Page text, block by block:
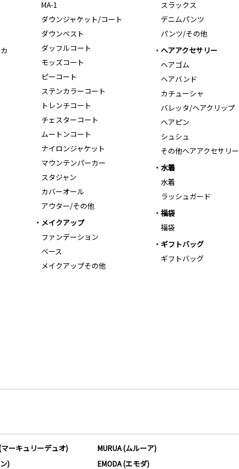
MA-1
ダウンジャケット/コート
ダウンベスト
ダッフルコート
モッズコート
ピーコート
ステンカラーコート
トレンチコート
チェスターコート
ムートンコート
ナイロンジャケット
マウンテンパーカー
スタジャン
カバーオール
アウター/その他
スラックス
デニムパンツ
パンツ/その他
ヘアアクセサリー
ヘアゴム
ヘアバンド
カチューシャ
バレッタ/ヘアクリップ
ヘアピン
シュシュ
その他ヘアアクセサリー
水着
水着
ラッシュガード
福袋
福袋
メイクアップ
ファンデーション
ベース
メイクアップその他
ギフトバッグ
ギフトバッグ
マーキュリーデュオ)
MURUA (ムルーア)
)
EMODA (エモダ)